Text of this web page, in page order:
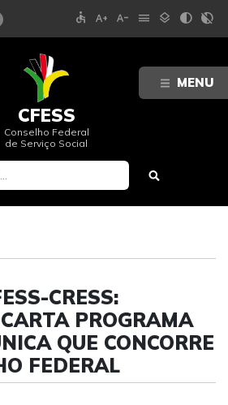
MENU
accessible text_increase text_decrease menu layers contrast contrast_rtl_off
CFESS
Conselho Federal
de Serviço Social
CRESS:
PROGRAMA
QUE CONCORRE
FEDERAL